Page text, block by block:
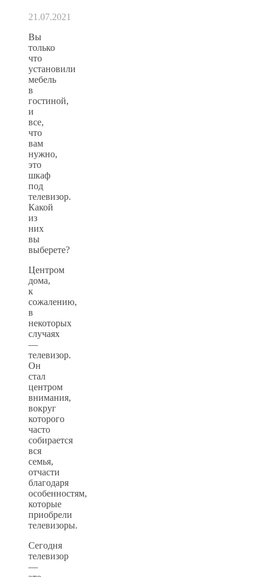
21.07.2021
Вы
только
что
установили
мебель
в
гостиной,
и
все,
что
вам
нужно,
это
шкаф
под
телевизор.
Какой
из
них
вы
выберете?
Центром
дома,
к
сожалению,
в
некоторых
случаях
—
телевизор.
Он
стал
центром
внимания,
вокруг
которого
часто
собирается
вся
семья,
отчасти
благодаря
особенностям,
которые
приобрели
телевизоры.
Сегодня
телевизор
—